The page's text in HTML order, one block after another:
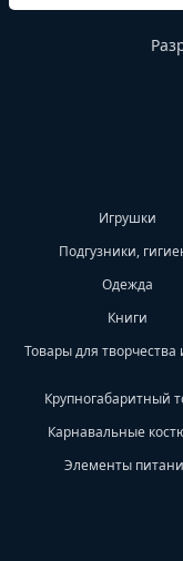
Игрушки
Подгузники,
Одежда
Книги
Товары для творчества
Крупногабаритный
Карнавальные
Элементы